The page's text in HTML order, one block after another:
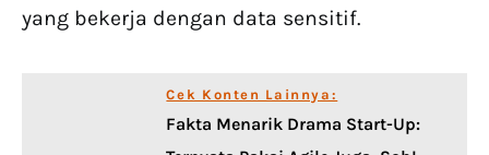
yang bekerja dengan data sensitif.
Cek Konten Lainnya:
Fakta Menarik Drama Start-Up: